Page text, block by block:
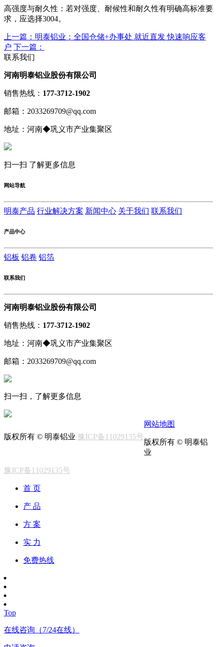
‌高强度与耐久性‌：若对强度、耐候性和耐久性有明确高标准要
求，应选择‌3004‌。
上一篇：明泰铝业：全国仓储+办事处 就近直发 快速响应客
户 下一篇：
联系我们
河南明泰铝业股份有限公司
销售热线： 177-3712-1902
邮箱：2033269709@qq.com
地址：河南◆巩义市产业集聚区
扫一扫 了解更多信息
网站导航
明泰产品 行业解决方案 新闻中心 关于我们 联系我们
产品中心
铝板 铝卷 铝箔
联系我们
河南明泰铝业股份有限公司
销售热线： 177-3712-1902
地址：河南◆巩义市产业集聚区
邮箱：2033269709@qq.com
扫一扫，了解更多信息
版权所有 © 明泰铝业 豫ICP备11029135号
网站地图
版权所有 © 明泰铝
业
豫ICP备11029135号
首 页
产 品
方 案
实 力
免费热线
Top
在线咨询（7/24在线）